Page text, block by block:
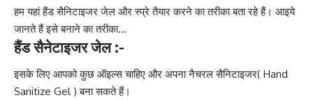
हम यहां हैंड सैनिटाइजर जेल और स्प्रे तैयार करने का तरीका बता रहे हैं। आइये
जानते हैं इसे बनाने का तरीका…
हैंडसैनेटाइजरजेल :-
इसके लिए आपको कुछ ऑइल्स चाहिए और अपना नैचरल सैनिटाइजर( Hand
Sanitize Gel ) बना सकते हैं।